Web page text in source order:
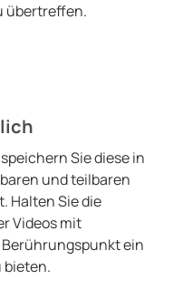
übertreffen.
Sie diese in
und teilbaren
Halten Sie die
Videos mit
ein
bieten.